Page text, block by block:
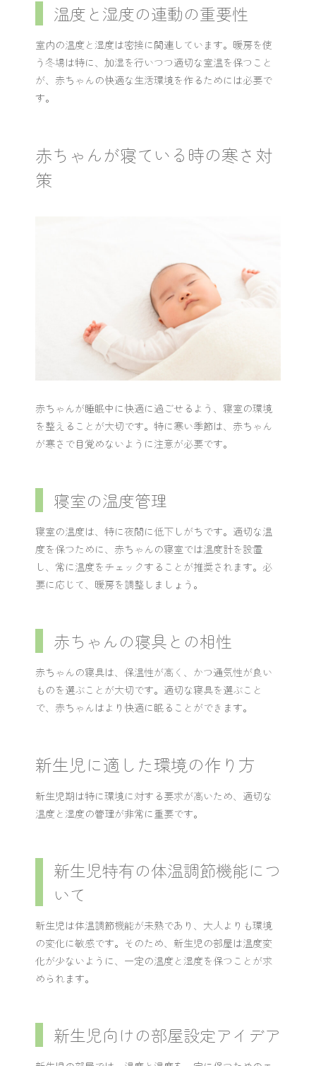
温度と湿度の連動の重要性
室内の温度と湿度は密接に関連しています。暖房を使
う冬場は特に、加湿を行いつつ適切な室温を保つこと
が、赤ちゃんの快適な生活環境を作るためには必要で
す。
赤ちゃんが寝ている時の寒さ対
策
赤ちゃんが睡眠中に快適に過ごせるよう、寝室の環境
を整えることが大切です。特に寒い季節は、赤ちゃん
が寒さで目覚めないように注意が必要です。
寝室の温度管理
寝室の温度は、特に夜間に低下しがちです。適切な温
度を保つために、赤ちゃんの寝室では温度計を設置
し、常に温度をチェックすることが推奨されます。必
要に応じて、暖房を調整しましょう。
赤ちゃんの寝具との相性
赤ちゃんの寝具は、保温性が高く、かつ通気性が良い
ものを選ぶことが大切です。適切な寝具を選ぶこと
で、赤ちゃんはより快適に眠ることができます。
新生児に適した環境の作り方
新生児期は特に環境に対する要求が高いため、適切な
温度と湿度の管理が非常に重要です。
新生児特有の体温調節機能につ
いて
新生児は体温調節機能が未熟であり、大人よりも環境
の変化に敏感です。そのため、新生児の部屋は温度変
化が少ないように、一定の温度と湿度を保つことが求
められます。
新生児向けの部屋設定アイデア